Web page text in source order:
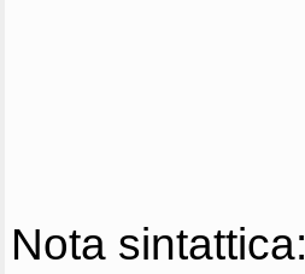
Nota sintattica: